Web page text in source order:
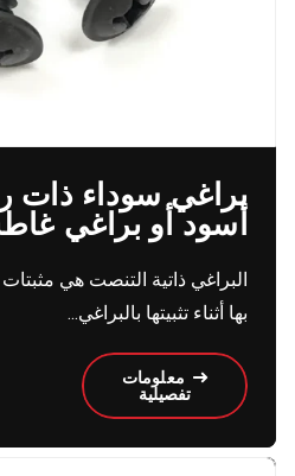
براغي سوداء
أسود أو براغي
البراغي ذاتية التنصت هي
بها أثناء تثبيتها بالبراغي...
معلومات
تفصيلية